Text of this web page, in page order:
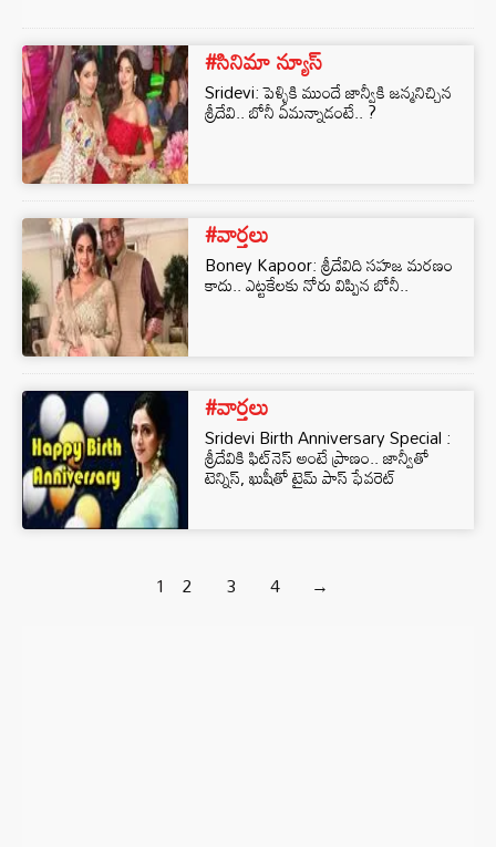
#సినిమా న్యూస్
Sridevi: పెళ్ళికి ముందే జాన్వీకి జన్మనిచ్చిన
శ్రీదేవి.. బోనీ ఏమన్నాడంటే.. ?
#వార్తలు
Boney Kapoor: శ్రీదేవిది సహజ మరణం
కాదు.. ఎట్టకేలకు నోరు విప్పిన బోనీ..
#వార్తలు
Sridevi Birth Anniversary Special :
శ్రీదేవికి ఫిట్‌నెస్ అంటే ప్రాణం.. జాన్వీతో
టెన్నిస్, ఖుషీతో టైమ్ పాస్ ఫేవరెట్
1 2 3 4 →